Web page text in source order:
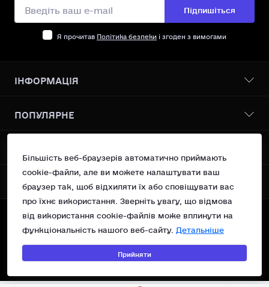
Підпишіться
Я прочитав Політика безпеки і згоден з вимогами
ІНФОРМАЦІЯ
Про нас
Доставка І оплата
Умови згоди
Повернення
Контакти
Зворотній зв’язок
Карта сайту
Акції
ПОПУЛЯРНЕ
Всі товари
Vanilin Records Service
Сучасний поп
OSNOVA Records
Україна, м.Київ вул. Рейтарська 31/16 оф 10
support@vanilin-records.com
Вт - Нд 13:00 - 19:00
Пн - Вихідний
МЕСЕНДЖЕРИ
Telegram
Viber
©Vanilin Records Shop, 2023—2026.
©WEB HAVEN&©Webvizitka
Більшість веб-браузерів автоматично приймають
cookie-файли, але ви можете налаштувати ваш
браузер так, щоб відхиляти їх або сповіщувати вас
про їхнє використання. Зверніть увагу, що відмова
від використання cookie-файлів може вплинути на
функціональність нашого веб-сайту. Детальніше
Прийняти